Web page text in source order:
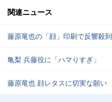
関連ニュース
藤原竜也の「顔」印刷で反響殺到
亀梨 兵藤役に「ハマりすぎ」
藤原竜也 顔レタスに切実な願い